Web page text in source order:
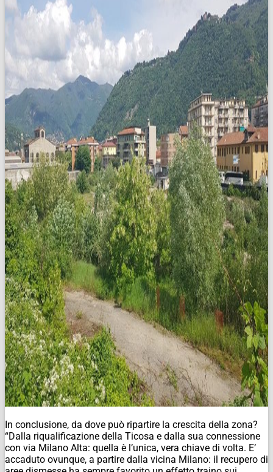
In conclusione, da dove può ripartire la crescita della zona?
“Dalla riqualificazione della Ticosa e dalla sua connessione
con via Milano Alta: quella è l’unica, vera chiave di volta. E’
accaduto ovunque, a partire dalla vicina Milano: il recupero di